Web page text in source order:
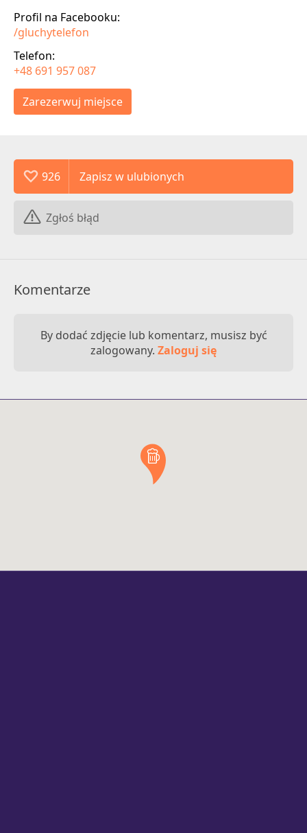
Profil na Facebooku:
/gluchytelefon
Telefon:
+48 691 957 087
Zarezerwuj miejsce
926
Zgłoś błąd
Komentarze
By dodać zdjęcie lub komentarz, musisz być
zalogowany. Zaloguj się